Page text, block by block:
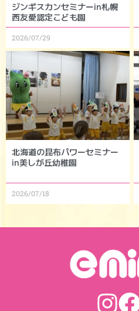
ジンギスカンセミナーin札幌
西友愛認定こども園
2026/07/29
北海道の昆布パワーセミナー
in美しが丘幼稚園
2026/07/18